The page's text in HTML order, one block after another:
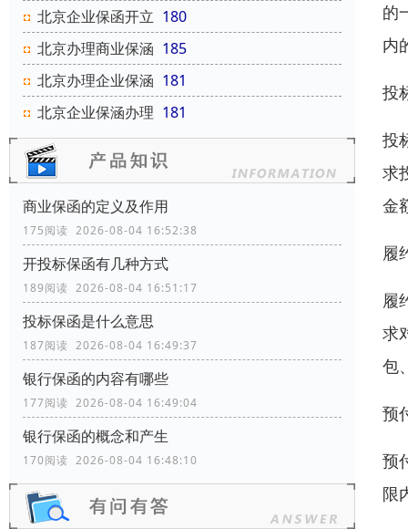
北京企业保函开立 180
北京办理商业保涵 185
北京办理企业保涵 181
北京企业保涵办理 181
商业保函的定义及作用
175阅读 2026-08-04 16:52:38
开投标保函有几种方式
189阅读 2026-08-04 16:51:17
投标保函是什么意思
187阅读 2026-08-04 16:49:37
银行保函的内容有哪些
177阅读 2026-08-04 16:49:04
银行保函的概念和产生
170阅读 2026-08-04 16:48:10
的
内
投
投
求
金
履
履
求
包
预
预
限